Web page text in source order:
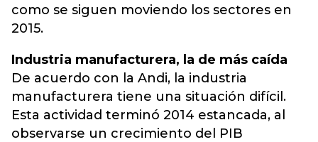
como se siguen moviendo los sectores en
2015.
Industria manufacturera, la de más caída
De acuerdo con la Andi, la industria
manufacturera tiene una situación difícil.
Esta actividad terminó 2014 estancada, al
observarse un crecimiento del PIB